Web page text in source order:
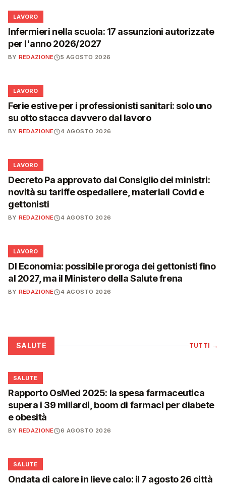
💼
LAVORO
Infermieri nella scuola: 17 assunzioni autorizzate
per l'anno 2026/2027
BY REDAZIONE 5 AGOSTO 2026
💼
LAVORO
Ferie estive per i professionisti sanitari: solo uno
su otto stacca davvero dal lavoro
BY REDAZIONE 4 AGOSTO 2026
💼
LAVORO
Decreto Pa approvato dal Consiglio dei ministri:
novità su tariffe ospedaliere, materiali Covid e
gettonisti
BY REDAZIONE 4 AGOSTO 2026
💼
LAVORO
Dl Economia: possibile proroga dei gettonisti fino
al 2027, ma il Ministero della Salute frena
BY REDAZIONE 4 AGOSTO 2026
SALUTE TUTTI →
❤️
SALUTE
Rapporto OsMed 2025: la spesa farmaceutica
supera i 39 miliardi, boom di farmaci per diabete
e obesità
BY REDAZIONE 6 AGOSTO 2026
❤️
SALUTE
Ondata di calore in lieve calo: il 7 agosto 26 città